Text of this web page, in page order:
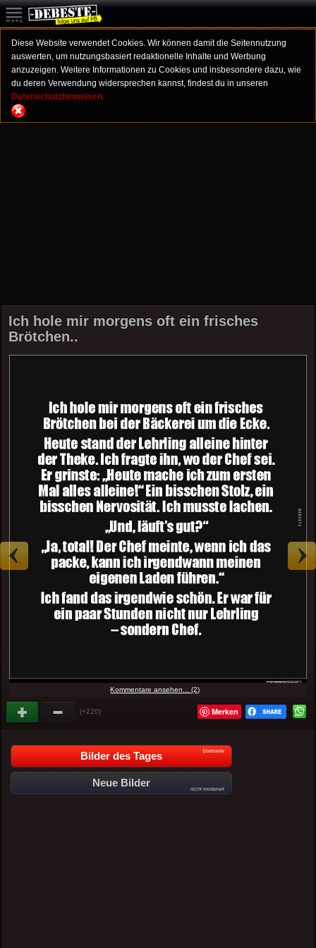
Diese Website verwendet Cookies. Wir können damit die Seitennutzung
auswerten, um nutzungsbasiert redaktionelle Inhalte und Werbung
anzuzeigen. Weitere Informationen zu Cookies und insbesondere dazu, wie
du deren Verwendung widersprechen kannst, findest du in unseren
Datenschutzhinweisen.
Ich hole mir morgens oft ein frisches
Brötchen..
Kommentare ansehen... (2)
(+220) Merken
Bilder des Tages Startseite
Neue Bilder
nicht moderiert